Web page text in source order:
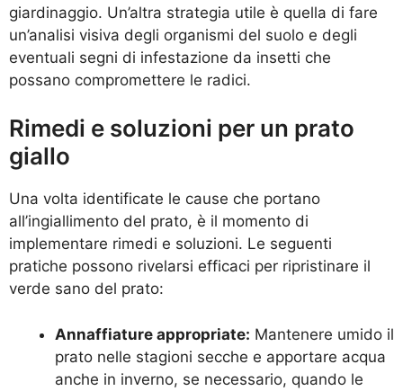
giardinaggio. Un’altra strategia utile è quella di fare
un’analisi visiva degli organismi del suolo e degli
eventuali segni di infestazione da insetti che
possano compromettere le radici.
Rimedi e soluzioni per un prato
giallo
Una volta identificate le cause che portano
all’ingiallimento del prato, è il momento di
implementare rimedi e soluzioni. Le seguenti
pratiche possono rivelarsi efficaci per ripristinare il
verde sano del prato:
Annaffiature appropriate: Mantenere umido il
prato nelle stagioni secche e apportare acqua
anche in inverno, se necessario, quando le